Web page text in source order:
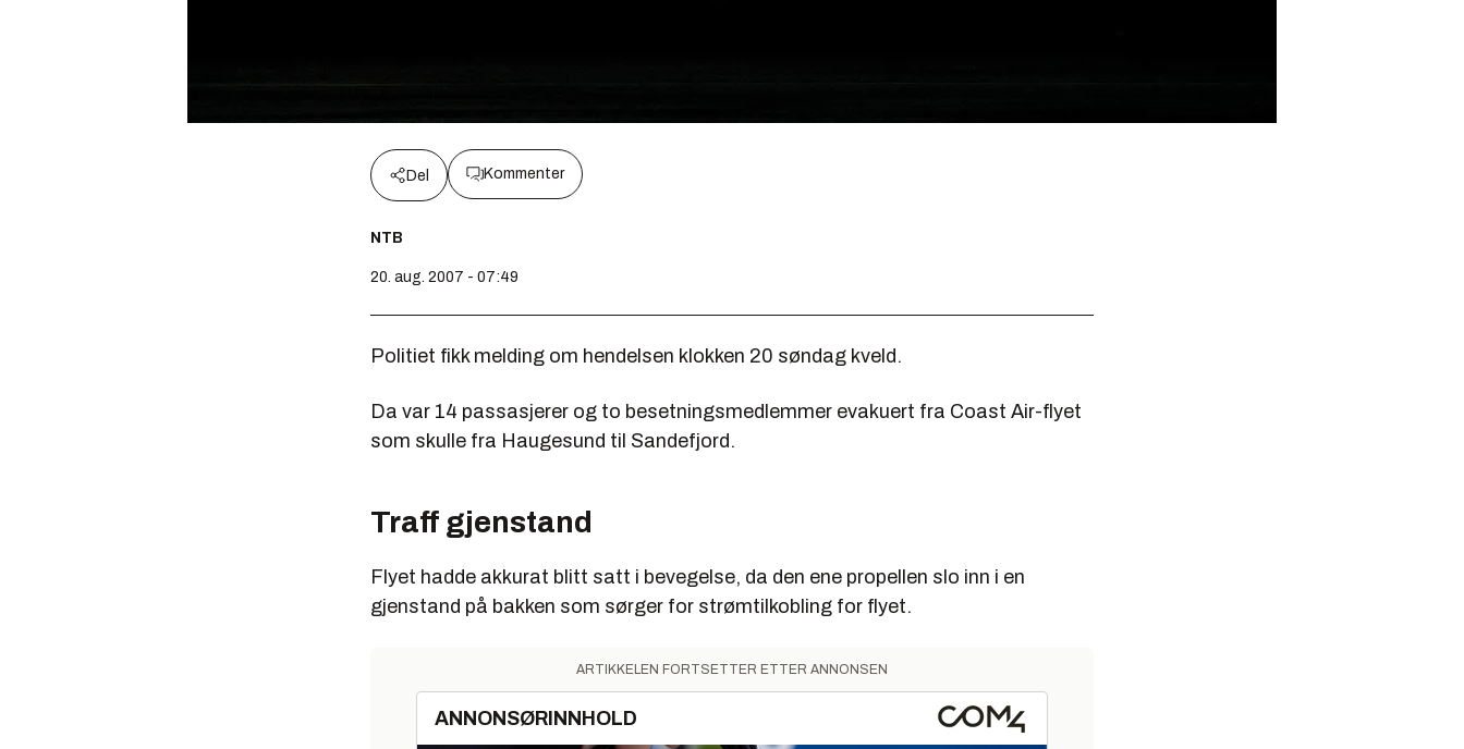
Del Kommenter
NTB
20. aug. 2007 - 07:49
Politiet fikk melding om hendelsen klokken 20 søndag kveld.
Da var 14 passasjerer og to besetningsmedlemmer evakuert fra Coast Air-flyet
som skulle fra Haugesund til Sandefjord.
Traff gjenstand
Flyet hadde akkurat blitt satt i bevegelse, da den ene propellen slo inn i en
gjenstand på bakken som sørger for strømtilkobling for flyet.
ARTIKKELEN FORTSETTER ETTER ANNONSEN
ANNONSØRINNHOLD